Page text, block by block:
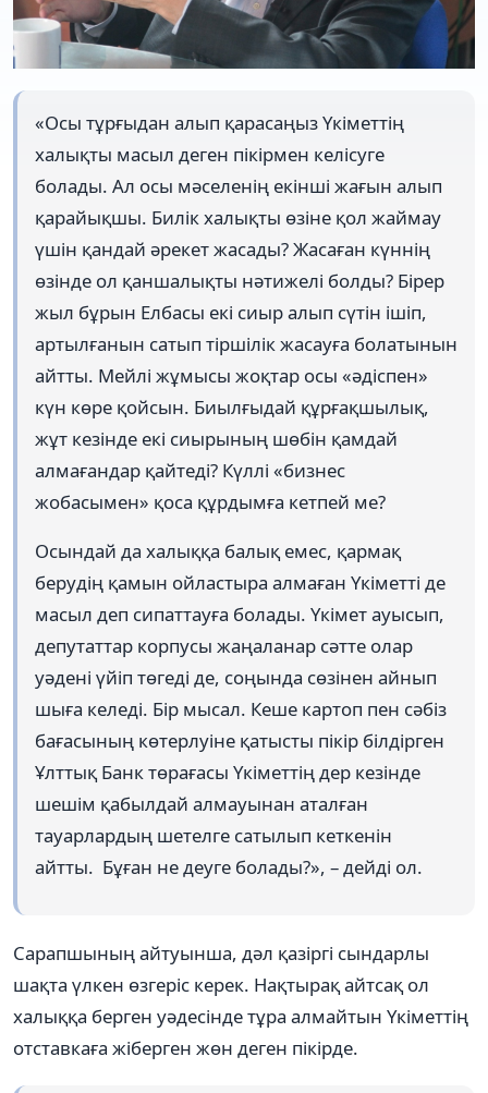
«Осы тұрғыдан алып қарасаңыз Үкіметтің
халықты масыл деген пікірмен келісуге
болады. Ал осы мәселенің екінші жағын алып
қарайықшы. Билік халықты өзіне қол жаймау
үшін қандай әрекет жасады? Жасаған күннің
өзінде ол қаншалықты нәтижелі болды? Бірер
жыл бұрын Елбасы екі сиыр алып сүтін ішіп,
артылғанын сатып тіршілік жасауға болатынын
айтты. Мейлі жұмысы жоқтар осы «әдіспен»
күн көре қойсын. Биылғыдай құрғақшылық,
жұт кезінде екі сиырының шөбін қамдай
алмағандар қайтеді? Күллі «бизнес
жобасымен» қоса құрдымға кетпей ме?
Осындай да халыққа балық емес, қармақ
берудің қамын ойластыра алмаған Үкіметті де
масыл деп сипаттауға болады. Үкімет ауысып,
депутаттар корпусы жаңаланар сәтте олар
уәдені үйіп төгеді де, соңында сөзінен айнып
шыға келеді. Бір мысал. Кеше картоп пен сәбіз
бағасының көтерлуіне қатысты пікір білдірген
Ұлттық Банк төрағасы Үкіметтің дер кезінде
шешім қабылдай алмауынан аталған
тауарлардың шетелге сатылып кеткенін
айтты. Бұған не деуге болады?», – дейді ол.
Сарапшының айтуынша, дәл қазіргі сындарлы
шақта үлкен өзгеріс керек. Нақтырақ айтсақ ол
халыққа берген уәдесінде тұра алмайтын Үкіметтің
отставкаға жіберген жөн деген пікірде.